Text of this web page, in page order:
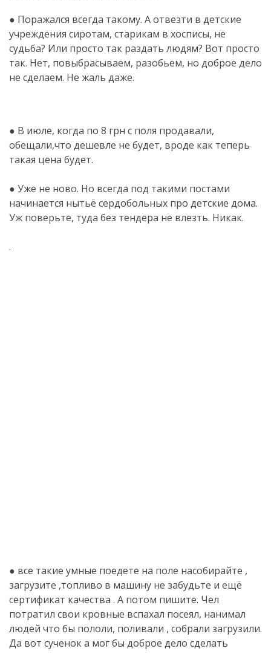
● Поражался всегда такому. А отвезти в детские
учреждения сиротам, старикам в хосписы, не
судьба? Или просто так раздать людям? Вот просто
так. Нет, повыбрасываем, разобьем, но доброе дело
не сделаем. Не жаль даже.
● В июле, когда по 8 грн с поля продавали,
обещали,что дешевле не будет, вроде как теперь
такая цена будет.
● Уже не ново. Но всегда под такими постами
начинается нытьё сердобольных про детские дома.
Уж поверьте, туда без тендера не влезть. Никак.
.
● все такие умные поедете на поле насобирайте ,
загрузите ,топливо в машину не забудьте и ещё
сертификат качества . А потом пишите. Чел
потратил свои кровные вспахал посеял, нанимал
людей что бы пололи, поливали , собрали загрузили.
Да вот сученок а мог бы доброе дело сделать